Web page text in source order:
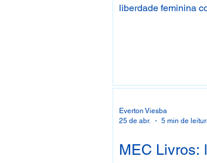
liberdade feminina
MEC Livros:
Everton Viesba
25 de abr.
5 min de